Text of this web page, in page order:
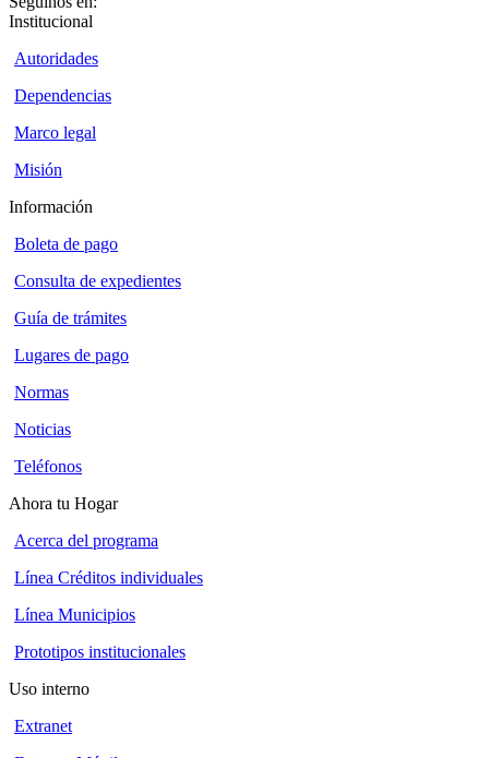
Institucional
Autoridades
Dependencias
Marco legal
Misión
Información
Boleta de pago
Consulta de expedientes
Guía de trámites
Lugares de pago
Normas
Noticias
Teléfonos
Ahora tu Hogar
Acerca del programa
Línea Créditos individuales
Línea Municipios
Prototipos institucionales
Uso interno
Extranet